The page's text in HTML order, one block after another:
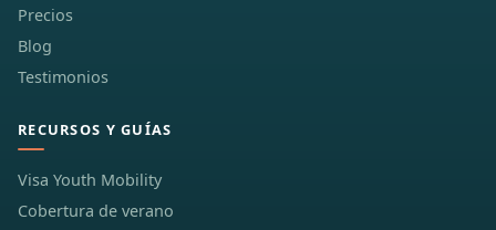
Precios
Blog
Testimonios
RECURSOS Y GUÍAS
Visa Youth Mobility
Cobertura de verano